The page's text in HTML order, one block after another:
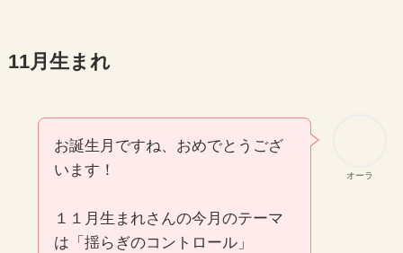
11月生まれ
オーラ
お誕生月ですね、おめでとうござ
います！
１１月生まれさんの今月のテーマ
は「揺らぎのコントロール」